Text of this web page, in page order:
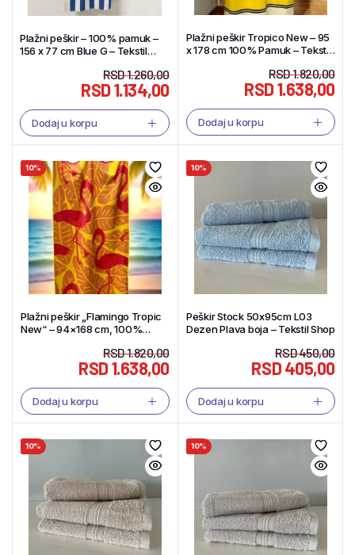
Plažni peškir – 100% pamuk –
156 x 77 cm Blue G – Tekstil
RSD1.260,00
RSD1.134,00
Dodaj u korpu
Plažni peškir Tropico New – 95
x 178 cm 100% Pamuk – Tekstil
RSD1.820,00
RSD1.638,00
Dodaj u korpu
10%
Plažni peškir „Flamingo Tropic
New“ – 94×168 cm, 100%
RSD1.820,00
RSD1.638,00
Dodaj u korpu
10%
Peškir Stock 50x95cm L03
Dezen Plava boja – Tekstil Shop
RSD450,00
RSD405,00
Dodaj u korpu
10% 10%